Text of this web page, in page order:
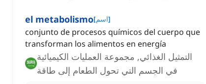
el metabolismo[اسم]
conjunto de procesos químicos del cuerpo que
transforman los alimentos en energía
التمثيل الغذائي, مجموعة العمليات الكيميائية
في الجسم التي تحول الطعام إلى طاقة